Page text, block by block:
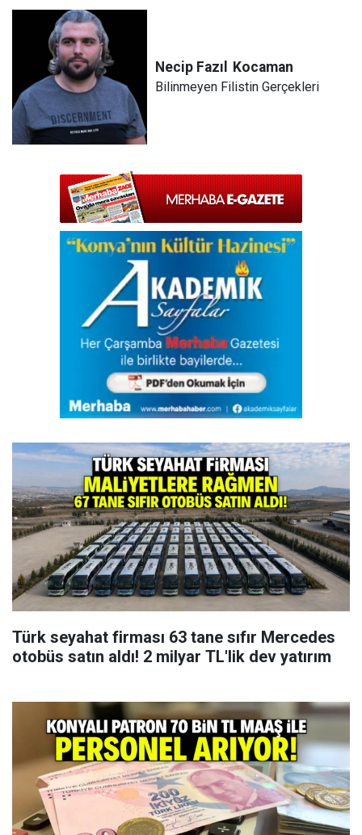
Necip Fazıl Kocaman
Bilinmeyen Filistin Gerçekleri
Türk seyahat firması 63 tane sıfır Mercedes
otobüs satın aldı! 2 milyar TL'lik dev yatırım